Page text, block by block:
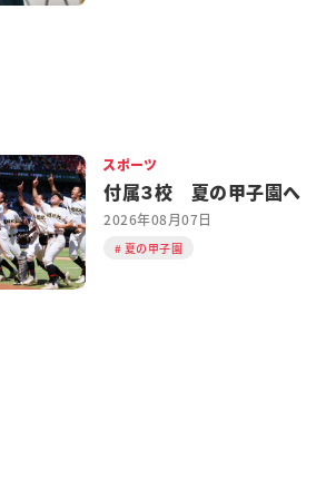
スポーツ
付属３校 夏の甲子園へ
2026年08月07日
夏の甲子園